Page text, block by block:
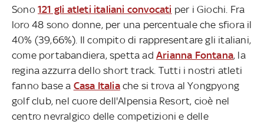
Sono 121 gli atleti italiani convocati per i Giochi. Fra
loro 48 sono donne, per una percentuale che sfiora il
40% (39,66%). Il compito di rappresentare gli italiani,
come portabandiera, spetta ad Arianna Fontana, la
regina azzurra dello short track. Tutti i nostri atleti
fanno base a Casa Italiache si trova al Yongpyong
golf club, nel cuore dell'Alpensia Resort, cioè nel
centro nevralgico delle competizioni e delle